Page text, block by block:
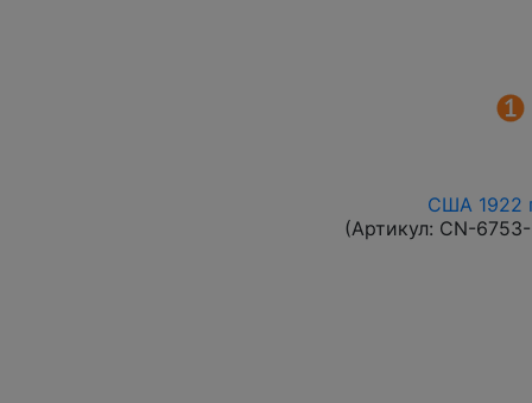
США 1922
(Артикул: CN-